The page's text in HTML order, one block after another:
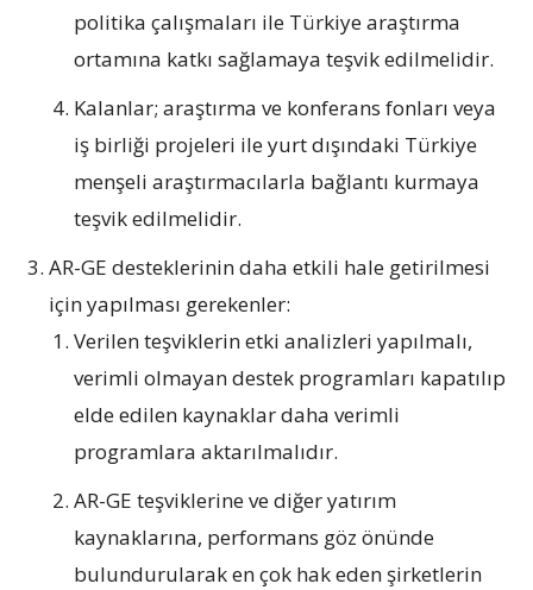
politika çalışmaları ile Türkiye araştırma
ortamına katkı sağlamaya teşvik edilmelidir.
Kalanlar; araştırma ve konferans fonları veya
iş birliği projeleri ile yurt dışındaki Türkiye
menşeli araştırmacılarla bağlantı kurmaya
teşvik edilmelidir.
AR-GE desteklerinin daha etkili hale getirilmesi
için yapılması gerekenler:
Verilen teşviklerin etki analizleri yapılmalı,
verimli olmayan destek programları kapatılıp
elde edilen kaynaklar daha verimli
programlara aktarılmalıdır.
AR-GE teşviklerine ve diğer yatırım
kaynaklarına, performans göz önünde
bulundurularak en çok hak eden şirketlerin